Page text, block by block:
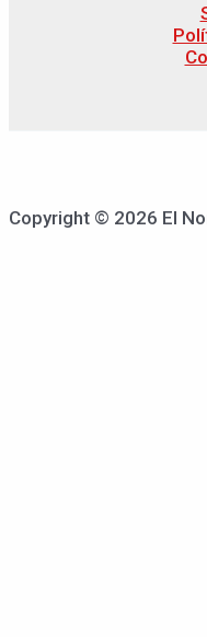
Copyright © 2026 El